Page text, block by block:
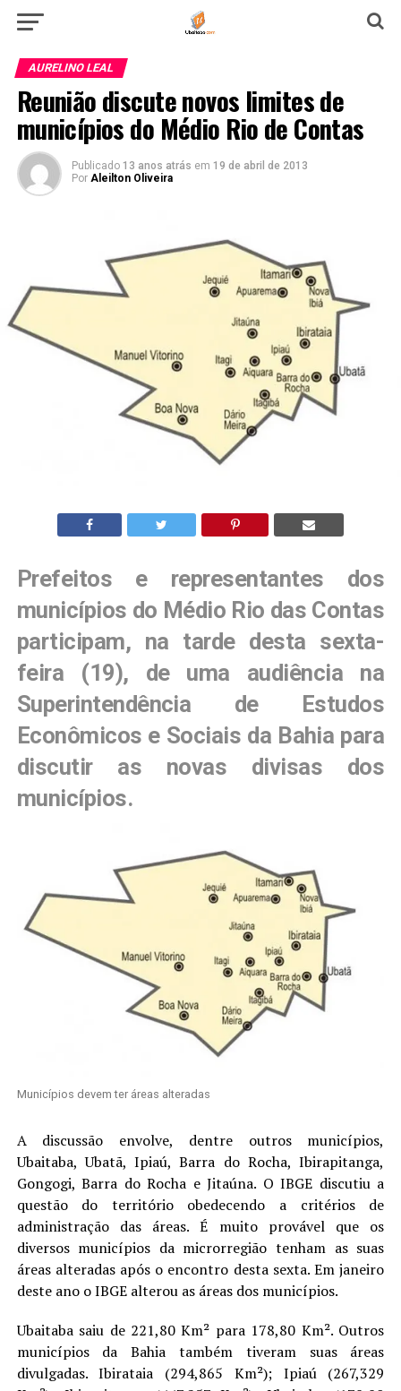
AURELINO LEAL
Reunião discute novos limites de
municípios do Médio Rio de Contas
Publicado 13 anos atrás em 19 de abril de 2013
Por Aleilton Oliveira
Prefeitos e representantes dos
municípios do Médio Rio das Contas
participam, na tarde desta sexta-
feira (19), de uma audiência na
Superintendência de Estudos
Econômicos e Sociais da Bahia para
discutir as novas divisas dos
municípios.
Municípios devem ter áreas alteradas
A discussão envolve, dentre outros municípios,
Ubaitaba, Ubatã, Ipiaú, Barra do Rocha, Ibirapitanga,
Gongogi, Barra do Rocha e Jitaúna. O IBGE discutiu a
questão do território obedecendo a critérios de
administração das áreas. É muito provável que os
diversos municípios da microrregião tenham as suas
áreas alteradas após o encontro desta sexta. Em janeiro
deste ano o IBGE alterou as áreas dos municípios.
Ubaitaba saiu de 221,80 Km² para 178,80 Km². Outros
municípios da Bahia também tiveram suas áreas
divulgadas. Ibirataia (294,865 Km²); Ipiaú (267,329